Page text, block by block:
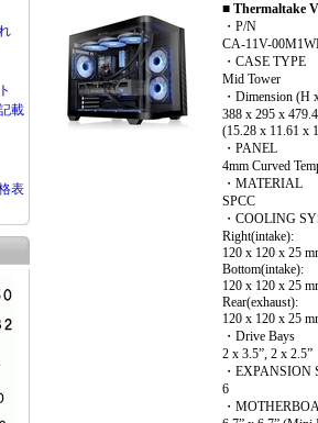
載
表
■ Thermaltake
・P/N
CA-11V-
・CASE TYPE
Mid Tower
・Dimension (H
388 x 295 x
(15.28 x 11.61 x
・PANEL
4mm Curved
・MATERIAL
SPCC
・COOLING
Right(intake):
120 x 120 x 25
Bottom(intake):
120 x 120 x 25
Rear(exhaust):
120 x 120 x 25
・Drive Bays
2 x 3.5”, 2 x 2.5”
・EXPANSION
6
・